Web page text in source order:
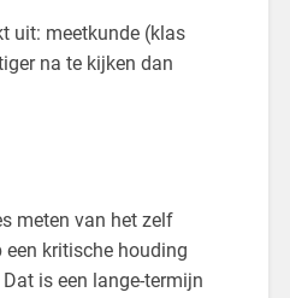
uit: meetkunde (klas
na te kijken dan
meten van het zelf
kritische houding
is een lange-termijn